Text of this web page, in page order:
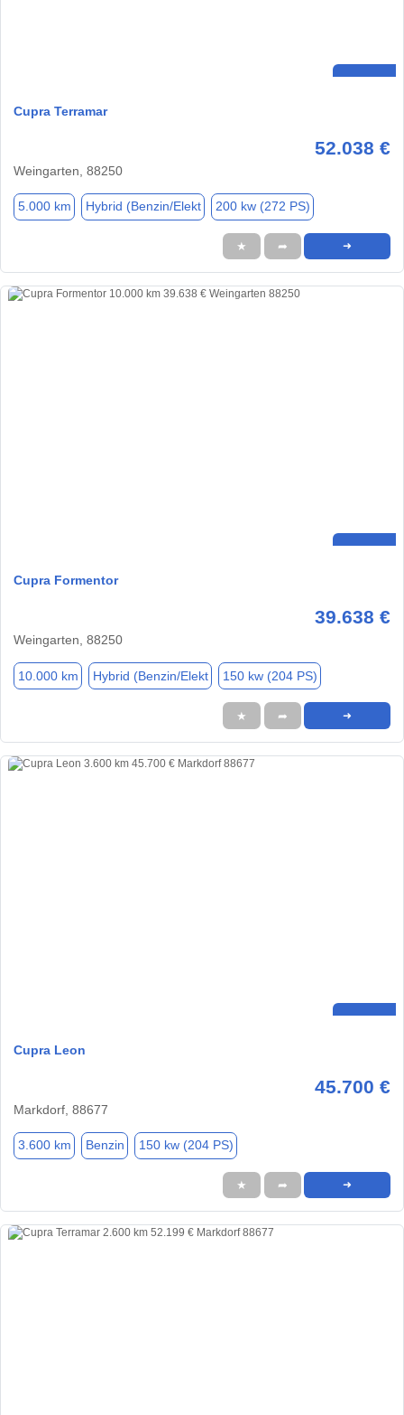
Cupra Terramar
52.038 €
Weingarten, 88250
5.000 km Hybrid (Benzin/Elekt 200 kw (272 PS)
★ ➦ ➜
Cupra Formentor
39.638 €
Weingarten, 88250
10.000 km Hybrid (Benzin/Elekt 150 kw (204 PS)
★ ➦ ➜
Cupra Leon
45.700 €
Markdorf, 88677
3.600 km Benzin 150 kw (204 PS)
★ ➦ ➜